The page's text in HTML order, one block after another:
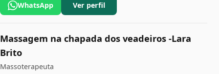
WhatsApp Ver perfil
Massagem na chapada dos veadeiros -Lara
Brito
Massoterapeuta